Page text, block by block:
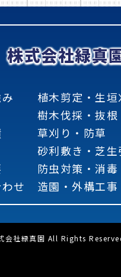
株式会社緑真
せ
植木剪定・生垣
樹木伐採・抜根
草刈り・防草
砂利敷き・芝生
防虫対策・消毒
造園・外構工事
会社緑真園 All Rights